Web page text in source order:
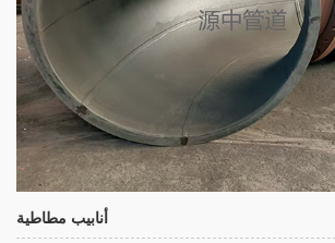
أنابيب مطاطية